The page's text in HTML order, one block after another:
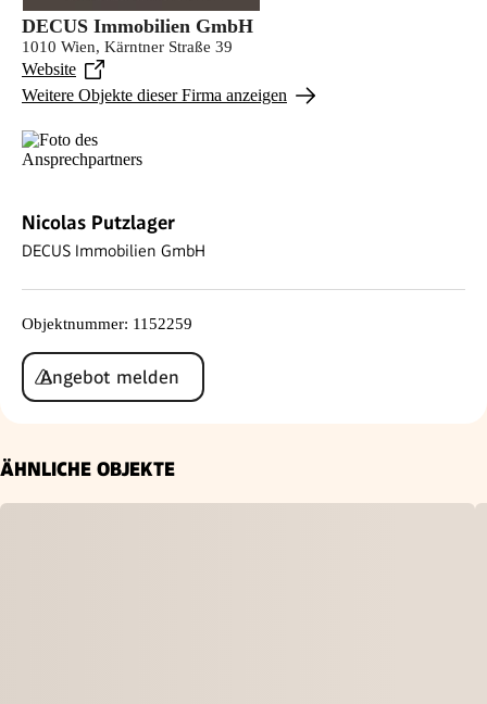
DECUS Immobilien GmbH
1010 Wien, Kärntner Straße 39
Website
Weitere Objekte dieser Firma anzeigen
Nicolas Putzlager
DECUS Immobilien GmbH
Objektnummer: 1152259
Angebot melden
ÄHNLICHE OBJEKTE